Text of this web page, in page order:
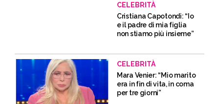
CELEBRITÀ
Cristiana Capotondi: “Io
e il padre di mia figlia
non stiamo più insieme”
CELEBRITÀ
Mara Venier: “Mio marito
era in fin di vita, in coma
per tre giorni”